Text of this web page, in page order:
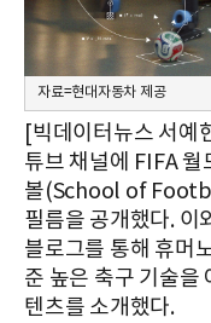
자료=현대자동차 제공
[빅데이터뉴스 서예
튜브 채널에 FIFA
볼(School of
필름을 공개했다. 이
블로그를 통해 휴머
준 높은 축구 기술을
텐츠를 소개했다.